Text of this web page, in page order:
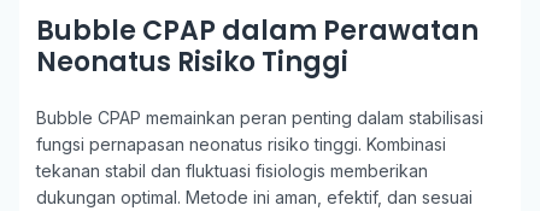
Bubble CPAP dalam Perawatan
Neonatus Risiko Tinggi
Bubble CPAP memainkan peran penting dalam stabilisasi
fungsi pernapasan neonatus risiko tinggi. Kombinasi
tekanan stabil dan fluktuasi fisiologis memberikan
dukungan optimal. Metode ini aman, efektif, dan sesuai